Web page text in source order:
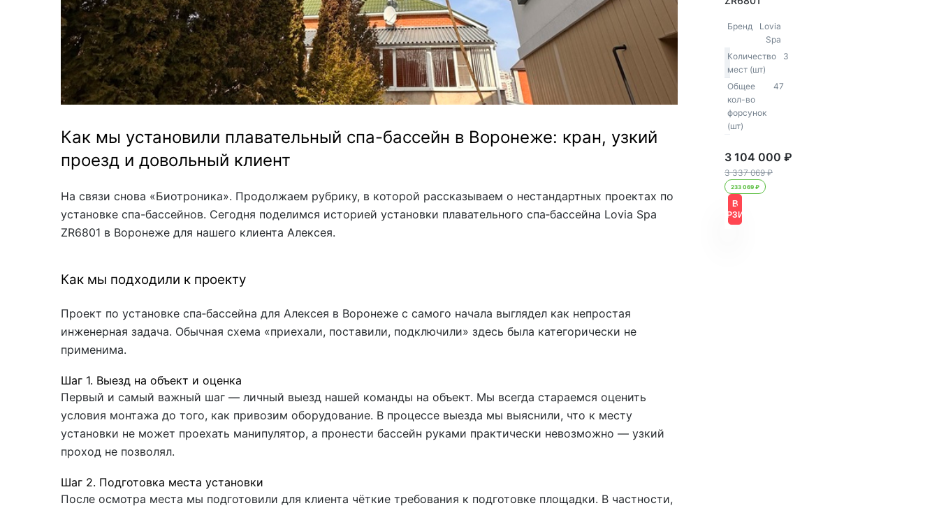
Акриловые
AquaVita
Endless Pool
Bigeer
Как мы установили плавательный спа-бассейн в Воронеже: кран, узкий
проезд и довольный клиент
На связи снова «Биотроника». Продолжаем рубрику, в которой рассказываем о нестандартных проектах по
установке спа-бассейнов. Сегодня поделимся историей установки плавательного спа‑бассейна Lovia Spa
ZR6801 в Воронеже для нашего клиента Алексея.
Как мы подходили к проекту
Проект по установке спа‑бассейна для Алексея в Воронеже с самого начала выглядел как непростая
инженерная задача. Обычная схема «приехали, поставили, подключили» здесь была категорически не
применима.
Шаг 1. Выезд на объект и оценка
Первый и самый важный шаг — личный выезд нашей команды на объект. Мы всегда стараемся оценить
условия монтажа до того, как привозим оборудование. В процессе выезда мы выяснили, что к месту
установки не может проехать манипулятор, а пронести бассейн руками практически невозможно — узкий
проход не позволял.
Шаг 2. Подготовка места установки
После осмотра места мы подготовили для клиента чёткие требования к подготовке площадки. В частности,
Бренд
Lovia
Spa
Количество
мест (шт)
3
Общее
кол-во
форсунок
(шт)
47
3 104 000 ₽
3 337 069 ₽
233 069 ₽
В
КОРЗИНУ
Купить
в